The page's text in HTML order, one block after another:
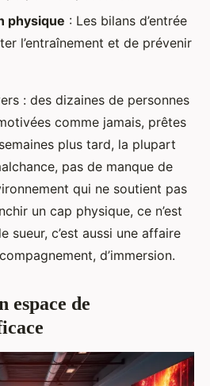
physique : Les bilans d’entrée
l’entraînement et de prévenir
: des dizaines de personnes
comme jamais, prêtes
plus tard, la plupart
pas de manque de
qui ne soutient pas
un cap physique, ce n’est
sueur, c’est aussi une affaire
d’immersion.
espace de